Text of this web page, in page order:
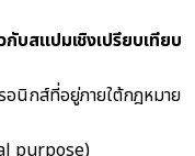
บสแปมเชิงเปรียบเทียบ
อนิกส์ที่อยู่ภายใต้กฎหมาย
purpose)